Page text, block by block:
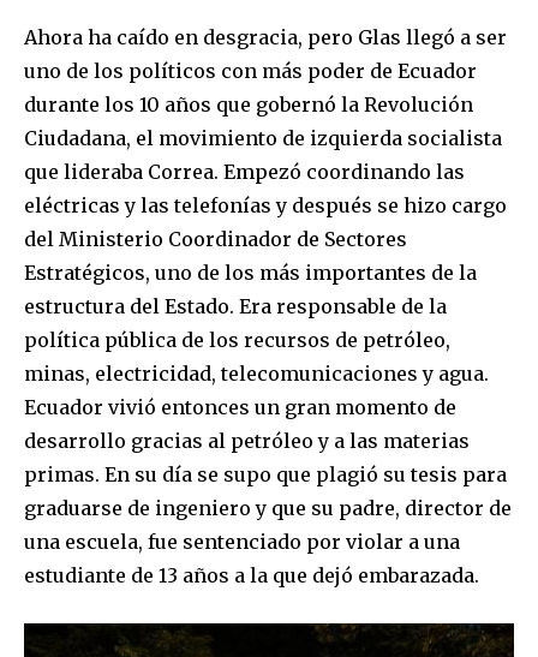
Ahora ha caído en desgracia, pero Glas llegó a ser
uno de los políticos con más poder de Ecuador
durante los 10 años que gobernó la Revolución
Ciudadana, el movimiento de izquierda socialista
que lideraba Correa. Empezó coordinando las
eléctricas y las telefonías y después se hizo cargo
del Ministerio Coordinador de Sectores
Estratégicos, uno de los más importantes de la
estructura del Estado. Era responsable de la
política pública de los recursos de petróleo,
minas, electricidad, telecomunicaciones y agua.
Ecuador vivió entonces un gran momento de
desarrollo gracias al petróleo y a las materias
primas. En su día se supo que plagió su tesis para
graduarse de ingeniero y que su padre, director de
una escuela, fue sentenciado por violar a una
estudiante de 13 años a la que dejó embarazada.